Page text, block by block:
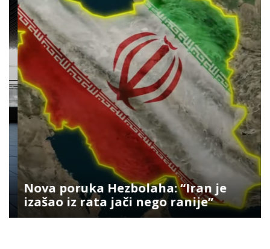
Nova poruka Hezbolaha: “Iran je
izašao iz rata jači nego ranije”